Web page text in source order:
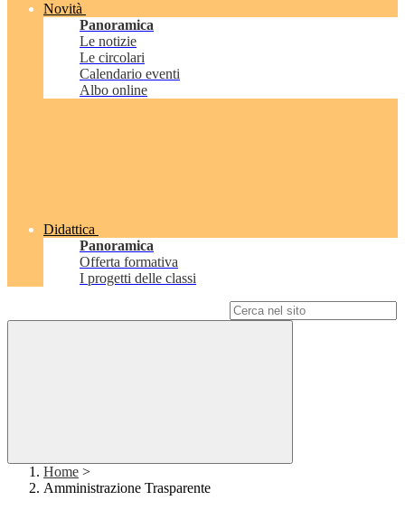
Novità
Panoramica
Le notizie
Le circolari
Calendario eventi
Albo online
Didattica
Panoramica
Offerta formativa
I progetti delle classi
Home >
Amministrazione Trasparente